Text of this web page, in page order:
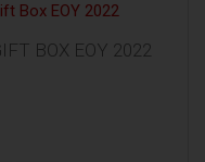
BOX EOY 2022